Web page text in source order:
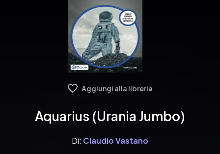
Aggiungi alla libreria
Aquarius (Urania Jumbo)
Di: Claudio Vastano